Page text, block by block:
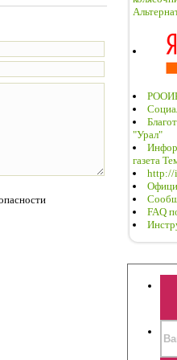
"Урал"
газета
http://
FAQ